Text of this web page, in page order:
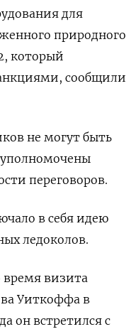
для
природного
который
сообщили
не могут быть
переговоров.
в себя идею
ледоколов.
визита
Уиткоффа в
он встретился с